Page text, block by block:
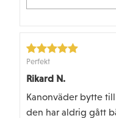
Perfekt
Rikard N.
Kanonväder bytte till
den har aldrig gått